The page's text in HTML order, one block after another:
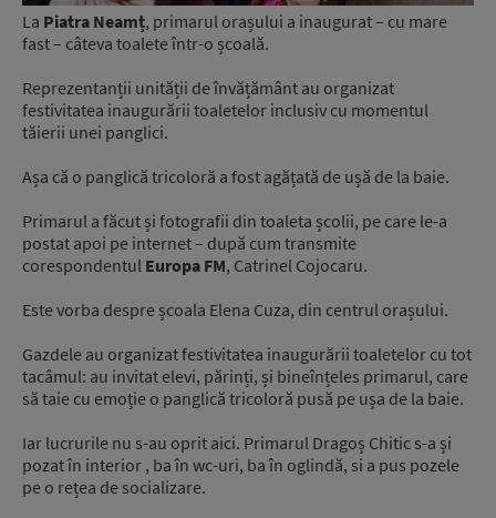
La Piatra Neamț, primarul orașului a inaugurat – cu mare
fast – câteva toalete într-o școală.
Reprezentanții unității de învățământ au organizat
festivitatea inaugurării toaletelor inclusiv cu momentul
tăierii unei panglici.
Așa că o panglică tricoloră a fost agățată de ușă de la baie.
Primarul a făcut și fotografii din toaleta școlii, pe care le-a
postat apoi pe internet – după cum transmite
corespondentul Europa FM, Catrinel Cojocaru.
Este vorba despre școala Elena Cuza, din centrul orașului.
Gazdele au organizat festivitatea inaugurării toaletelor cu tot
tacâmul: au invitat elevi, părinți, și bineînțeles primarul, care
să taie cu emoție o panglică tricoloră pusă pe ușa de la baie.
Iar lucrurile nu s-au oprit aici. Primarul Dragoș Chitic s-a și
pozat în interior , ba în wc-uri, ba în oglindă, si a pus pozele
pe o rețea de socializare.